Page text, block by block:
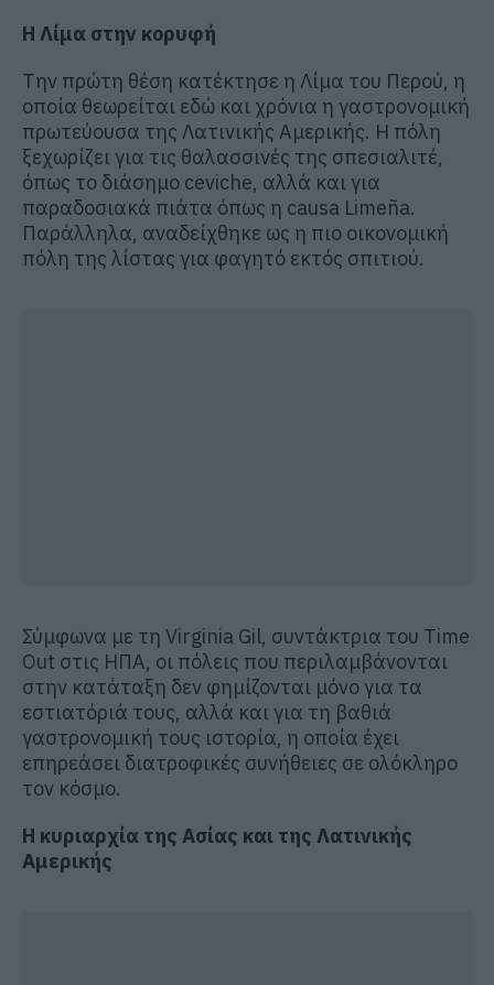
Η Λίμα στην κορυφή
Την πρώτη θέση κατέκτησε η Λίμα του Περού, η
οποία θεωρείται εδώ και χρόνια η γαστρονομική
πρωτεύουσα της Λατινικής Αμερικής. Η πόλη
ξεχωρίζει για τις θαλασσινές της σπεσιαλιτέ,
όπως το διάσημο ceviche, αλλά και για
παραδοσιακά πιάτα όπως η causa Limeña.
Παράλληλα, αναδείχθηκε ως η πιο οικονομική
πόλη της λίστας για φαγητό εκτός σπιτιού.
Σύμφωνα με τη Virginia Gil, συντάκτρια του Time
Out στις ΗΠΑ, οι πόλεις που περιλαμβάνονται
στην κατάταξη δεν φημίζονται μόνο για τα
εστιατόριά τους, αλλά και για τη βαθιά
γαστρονομική τους ιστορία, η οποία έχει
επηρεάσει διατροφικές συνήθειες σε ολόκληρο
τον κόσμο.
Η κυριαρχία της Ασίας και της Λατινικής
Αμερικής